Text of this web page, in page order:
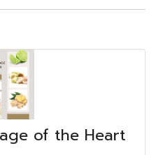
of the Heart